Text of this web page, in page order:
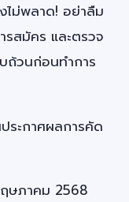
ม่พลาด! อย่าลืม
สมัคร และตรวจ
ถ้วนก่อนทำการ
ระกาศผลการคัด
ษภาคม 2568